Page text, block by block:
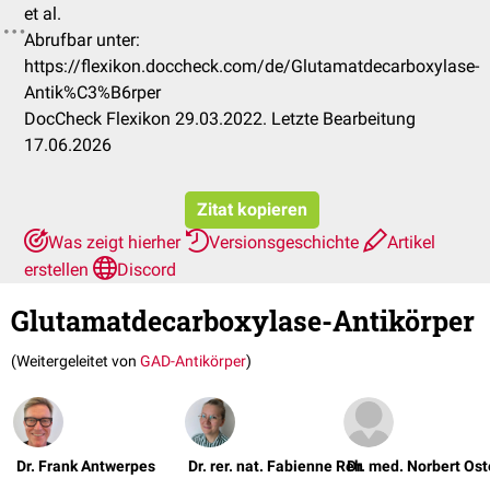
et al.
Abrufbar unter:
https://flexikon.doccheck.com/de/Glutamatdecarboxylase-
Antik%C3%B6rper
DocCheck Flexikon 29.03.2022. Letzte Bearbeitung
17.06.2026
Zitat kopieren
Was zeigt hierher
Versionsgeschichte
Artikel
erstellen
Discord
Glutamatdecarboxylase-Antikörper
(Weitergeleitet von GAD-Antikörper)
Dr. Frank Antwerpes Dr. rer. nat. Fabienne RehDr. med. Norbert